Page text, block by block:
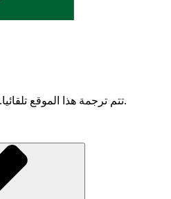
تتم ترجمة هذا الموقع تلقائيا. انقر هنا للمزيد من المعلومات.